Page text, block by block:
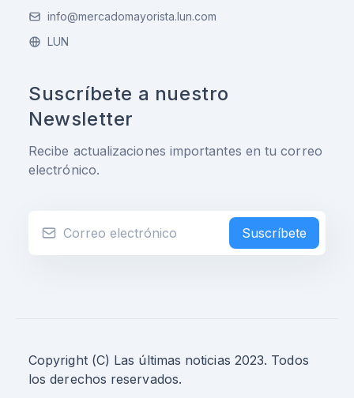
info@mercadomayorista.lun.com
LUN
Suscríbete a nuestro
Newsletter
Recibe actualizaciones importantes en tu correo
electrónico.
Suscríbete
Copyright (C) Las últimas noticias 2023. Todos
los derechos reservados.